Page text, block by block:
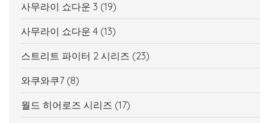
사무라이 쇼다운 3 (19)
사무라이 쇼다운 4 (13)
스트리트 파이터 2 시리즈 (23)
와쿠와쿠7 (8)
월드 히어로즈 시리즈 (17)